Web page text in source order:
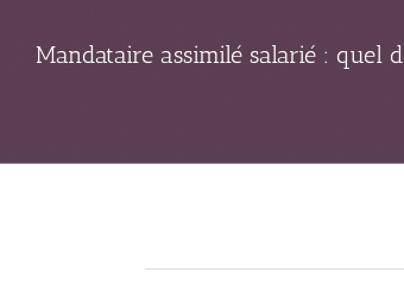
Mandataire assimilé salarié : quel